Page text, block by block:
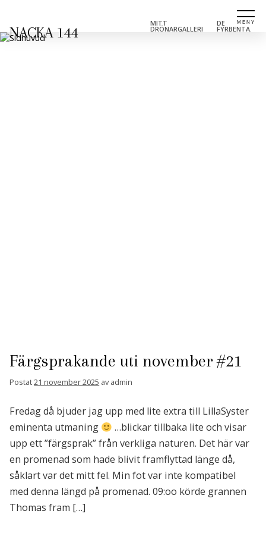
NACKA 144
MITT
DRÖNARGALLERI
DE
FYRBENTA.
Färgsprakande uti november #21
Postat21 november 2025 avadmin
Fredag då bjuder jag upp med lite extra till LillaSyster
eminenta utmaning
…blickar tillbaka lite och visar
upp ett ”färgsprak” från verkliga naturen. Det här var
en promenad som hade blivit framflyttad länge då,
såklart var det mitt fel. Min fot var inte kompatibel
med denna längd på promenad. 09:oo körde grannen
Thomas fram […]